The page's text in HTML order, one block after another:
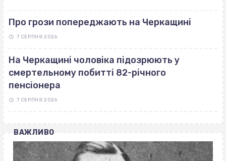
Про грози попереджають на Черкащині
7 СЕРПНЯ 2026
На Черкащині чоловіка підозрюють у
смертельному побитті 82-річного
пенсіонера
7 СЕРПНЯ 2026
ВАЖЛИВО